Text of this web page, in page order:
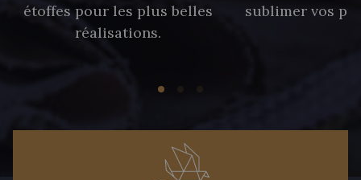
étoffes pour les plus belles
réalisations.
sublimer vos